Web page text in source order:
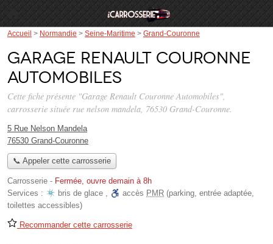
Accueil > Normandie > Seine-Maritime > Grand-Couronne
Garage Renault Couronne
Automobiles
Cette fiche présente "Garage Renault Couronne Automobiles",
carrosserie située rue nelson mandela, 76530 Grand-Couronne.
5 Rue Nelson Mandela
76530 Grand-Couronne
📞 Appeler cette carrosserie
Carrosserie - Fermée, ouvre demain à 8h
Services :
bris de glace , accès PMR (parking, entrée adaptée,
toilettes accessibles)
Recommander cette carrosserie